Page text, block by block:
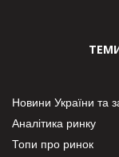
Новини України та
Аналітика ринку
Топи про ринок